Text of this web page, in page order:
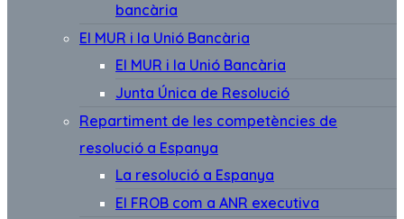
bancària
El MUR i la Unió Bancària
El MUR i la Unió Bancària
Junta Única de Resolució
Repartiment de les competències de
resolució a Espanya
La resolució a Espanya
El FROB com a ANR executiva